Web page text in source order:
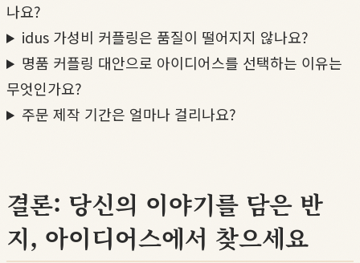
나요?
idus 가성비 커플링은 품질이 떨어지지 않나요?
명품 커플링 대안으로 아이디어스를 선택하는 이유는
무엇인가요?
주문 제작 기간은 얼마나 걸리나요?
결론: 당신의 이야기를 담은 반
지, 아이디어스에서 찾으세요